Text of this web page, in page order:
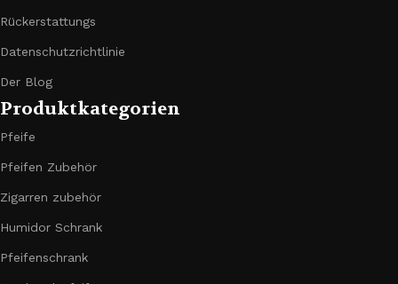
Rückerstattungs
Datenschutzrichtlinie
Der Blog
Produktkategorien
Pfeife
Pfeifen Zubehör
Zigarren zubehör
Humidor Schrank
Pfeifenschrank